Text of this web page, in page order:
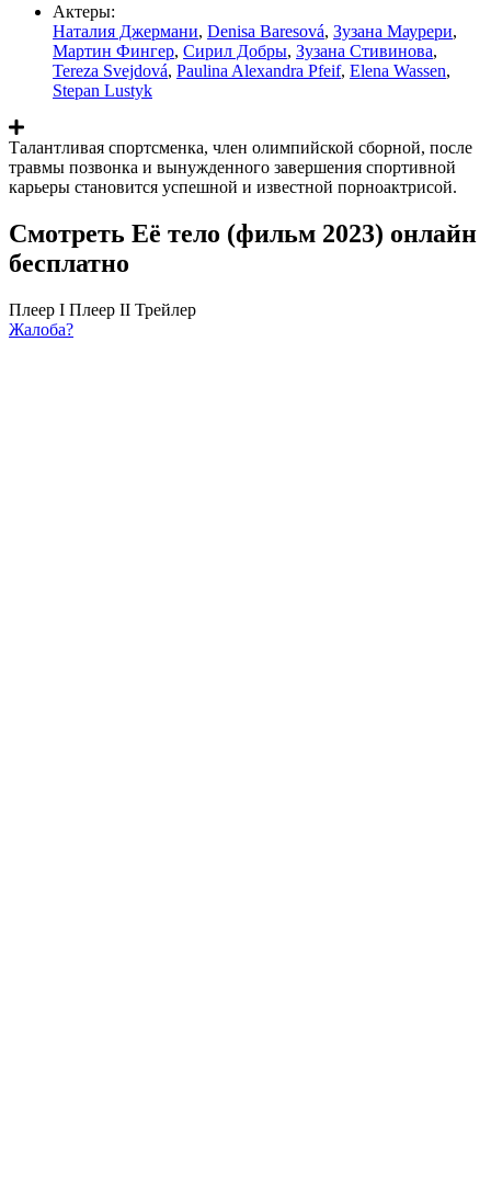
Актеры:
Наталия Джермани, Denisa Baresová, Зузана Маурери,
Мартин Фингер, Сирил Добры, Зузана Стивинова,
Tereza Svejdová, Paulina Alexandra Pfeif, Elena Wassen,
Stepan Lustyk
Талантливая спортсменка, член олимпийской сборной, после
травмы позвонка и вынужденного завершения спортивной
карьеры становится успешной и известной порноактрисой.
Смотреть Её тело (фильм 2023) онлайн
бесплатно
Плеер I Плеер II Трейлер
Жалоба?